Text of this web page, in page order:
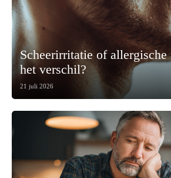
Scheerirritatie of allergische
het verschil?
21 juli 2026